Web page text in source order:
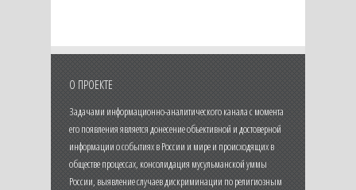
О ПРОЕКТЕ
Задачами информационно-аналитического канала с момента
его появления является донесение объективной и достоверной
информации о событиях в России и мире и происходящих в
обществе процессах, консолидация мусульманской уммы
России, выявление случаев дискриминации по религиозным